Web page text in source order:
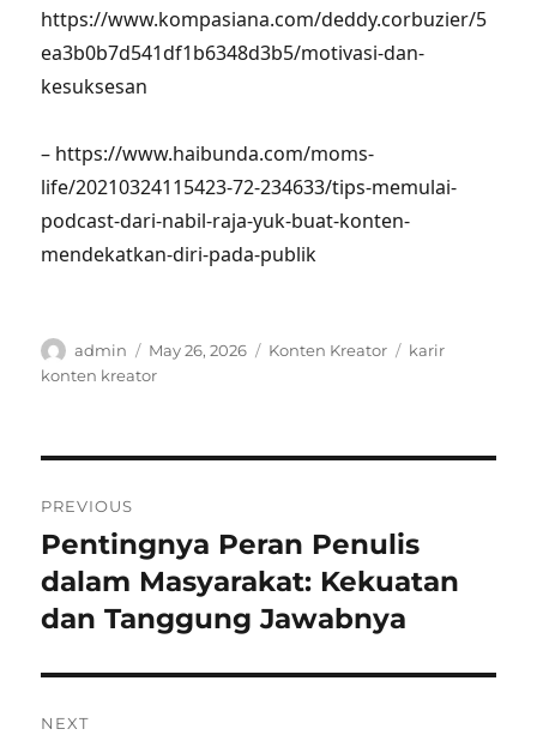
https://www.kompasiana.com/deddy.corbuzier/5
ea3b0b7d541df1b6348d3b5/motivasi-dan-
kesuksesan
– https://www.haibunda.com/moms-
life/20210324115423-72-234633/tips-memulai-
podcast-dari-nabil-raja-yuk-buat-konten-
mendekatkan-diri-pada-publik
Author
admin
Posted
on
May 26, 2026 Categories
Konten Kreator Tags
karir
konten kreator
navigation
PREVIOUS
Previous
post:
Pentingnya Peran Penulis
dalam Masyarakat: Kekuatan
dan Tanggung Jawabnya
NEXT